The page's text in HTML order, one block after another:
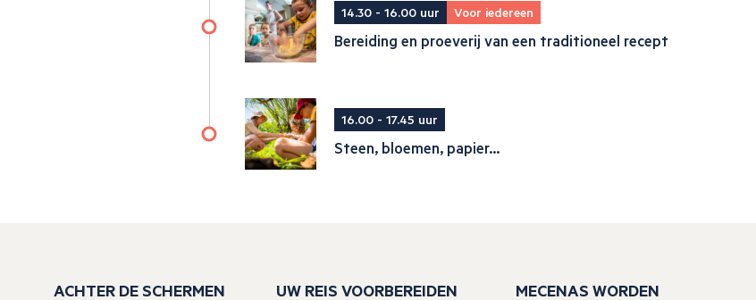
14.30 - 16.00 uur Voor iedereen
Bereiding en proeverij van een traditioneel recept
16.00 - 17.45 uur
Steen, bloemen, papier...
ACHTER DE SCHERMEN
UW REIS VOORBEREIDEN MECENAS WORDEN